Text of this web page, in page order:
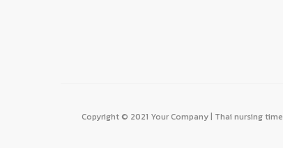
Copyright © 2021 Your Company | Thai nursing time